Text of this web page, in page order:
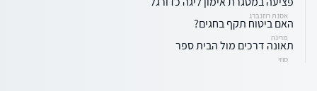
אסנת רוזנברג
האם ביטוח תקף בחגים?
מרינה
תאונה דרכים מול הבית ספר
סוזי